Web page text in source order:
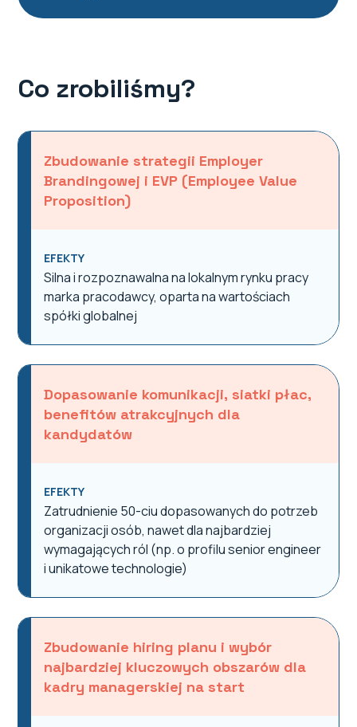
Co zrobiliśmy?
Zbudowanie strategii Employer
Brandingowej i EVP (Employee Value
Proposition)
EFEKTY
Silna i rozpoznawalna na lokalnym rynku pracy
marka pracodawcy, oparta na wartościach
spółki globalnej
Dopasowanie komunikacji, siatki płac,
benefitów atrakcyjnych dla
kandydatów
EFEKTY
Zatrudnienie 50-ciu dopasowanych do potrzeb
organizacji osób, nawet dla najbardziej
wymagających ról (np. o profilu senior engineer
i unikatowe technologie)
Zbudowanie hiring planu i wybór
najbardziej kluczowych obszarów dla
kadry managerskiej na start